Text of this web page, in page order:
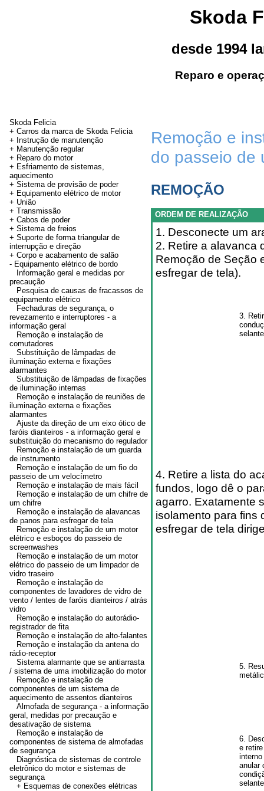
Skoda
desde 1994
Reparo e
Skoda Felicia
+ Carros da marca de Skoda Felicia
+ Instrução de manutenção
+ Manutenção regular
+ Reparo do motor
+ Esfriamento de sistemas,
aquecimento
+ Sistema de provisão de poder
+ Equipamento elétrico de motor
+ União
+ Transmissão
+ Cabos de poder
+ Sistema de freios
+ Suporte de forma triangular de
interrupção e direção
+ Corpo e acabamento de salão
- Equipamento elétrico de bordo
Informação geral e medidas por
precaução
Pesquisa de causas de fracassos de
equipamento elétrico
Fechaduras de segurança, o
revezamento e interruptores - a
informação geral
Remoção e instalação de
comutadores
Substituição de lâmpadas de
iluminação externa e fixações
alarmantes
Substituição de lâmpadas de fixações
de iluminação internas
Remoção e instalação de reuniões de
iluminação externa e fixações
alarmantes
Ajuste da direção de um eixo ótico de
faróis dianteiros - a informação geral e
substituição do mecanismo do regulador
Remoção e instalação de um guarda
de instrumento
Remoção e instalação de um fio do
passeio de um velocímetro
Remoção e instalação de mais fácil
Remoção e instalação de um chifre de
um chifre
Remoção e instalação de alavancas
de panos para esfregar de tela
Remoção e instalação de um motor
elétrico e esboços do passeio de
screenwashes
Remoção e instalação de um motor
elétrico do passeio de um limpador de
vidro traseiro
Remoção e instalação de
componentes de lavadores de vidro de
vento / lentes de faróis dianteiros / atrás
vidro
Remoção e instalação do autorádio-
registrador de fita
Remoção e instalação de alto-falantes
Remoção e instalação da antena do
rádio-receptor
Sistema alarmante que se antiarrasta
/ sistema de uma imobilização do motor
Remoção e instalação de
componentes de um sistema de
aquecimento de assentos dianteiros
Almofada de segurança - a informação
geral, medidas por precaução e
desativação de sistema
Remoção e instalação de
componentes de sistema de almofadas
de segurança
Diagnóstica de sistemas de controle
eletrônico do motor e sistemas de
segurança
+ Esquemas de conexões elétricas
Remoção e
do passeio de
REMOÇÃO
ORDEM DE REALIZAÇÃO
1. Desconecte um
2. Retire a alavanca
Remoção de Seção
esfregar de tela).
3.
4. Retire a lista do
fundos, logo dê o
agarro. Exatamente
isolamento para fins
esfregar de tela
5.
6.
e
anular